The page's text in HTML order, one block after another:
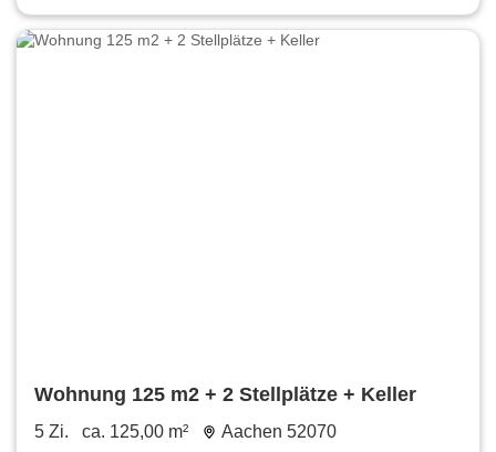
Wohnung 125 m2 + 2 Stellplätze + Keller
5 Zi. ca. 125,00 m² Aachen 52070